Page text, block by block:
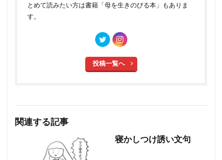
とめて読みたい方は書籍「母を生きのびる本」もありま
す。
投稿一覧へ
関連する記事
寝かしつけ誘い文句